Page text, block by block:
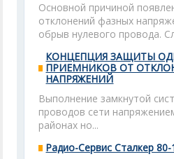
Основной причиной
отклонений фазных
обрыв нулевого провода.
КОНЦЕПЦИЯ ЗАЩИТЫ
ПРИЕМНИКОВ ОТ
НАПРЯЖЕНИЙ
Выполнение замкнутой
проводов сети
районах но...
Радио-Сервис Сталкер